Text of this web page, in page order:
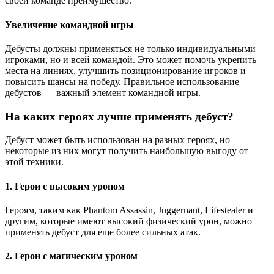
Увеличение командной игры
Дебусты должны применяться не только индивидуальными
игроками, но и всей командой. Это может помочь укрепить
места на линиях, улучшить позиционирование игроков и
повысить шансы на победу. Правильное использование
дебустов — важный элемент командной игры.
На каких героях лучше применять дебуст?
Дебуст может быть использован на разных героях, но
некоторые из них могут получить наибольшую выгоду от
этой техники.
1. Герои с высоким уроном
Героям, таким как Phantom Assassin, Juggernaut, Lifestealer и
другим, которые имеют высокий физический урон, можно
применять дебуст для еще более сильных атак.
2. Герои с магическим уроном